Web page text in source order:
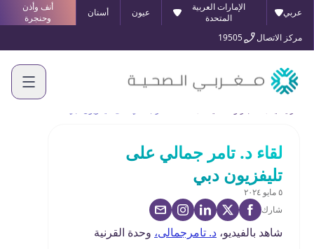
عربي
الإمارات العربية
المتحدة
عيون أسنان
أنف وأذن
وحنجرة
مركز الاتصال
19505
لقاء د. تامر جمالي على
تليفزيون دبي
٥ مايو ٢٠٢٤
شارك
شاهد بالفيديو، د. تامرجمالى، وحدة القرنية